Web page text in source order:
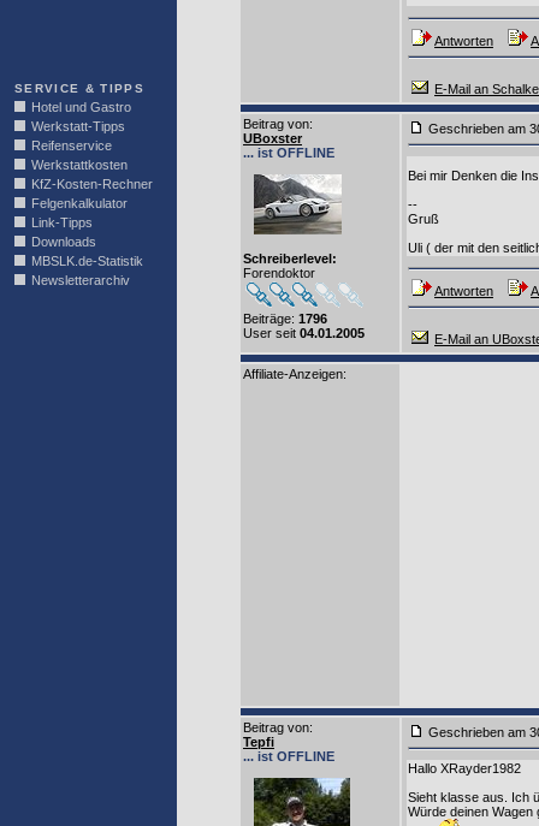
SERVICE & TIPPS
Hotel und Gastro
Werkstatt-Tipps
Reifenservice
Werkstattkosten
KfZ-Kosten-Rechner
Felgenkalkulator
Link-Tipps
Downloads
MBSLK.de-Statistik
Newsletterarchiv
Antworten
E-Mail an
Beitrag von:
UBoxster
... ist OFFLINE
Schreiberlevel:
Forendoktor
Beiträge: 1796
User seit 04.01.2005
Geschrieben am
Bei mir Denken die
--
Gruß
Uli ( der mit den
Antworten
E-Mail an
Affiliate-Anzeigen:
Beitrag von:
Tepfi
... ist OFFLINE
Geschrieben am
Hallo XRayder1982
Sieht klasse aus. Ich
Würde deinen